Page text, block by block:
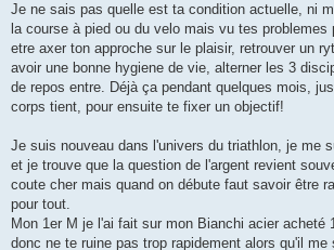
n
o
l
u
Je ne sais pas quelle est ta condition actuelle, ni
la course à pied ou du velo mais vu tes
etre axer ton approche sur le plaisir, retrouver un
avoir une bonne hygiene de vie, alterner les 3
de repos entre. Déjà ça pendant quelques mois,
corps tient, pour ensuite te fixer un objectif!
Je suis nouveau dans l'univers du triathlon, je me
et je trouve que la question de l'argent revient
coute cher mais quand on débute faut savoir être
pour tout.
Mon 1er M je l'ai fait sur mon Bianchi acier acheté
donc ne te ruine pas trop rapidement alors qu'il me